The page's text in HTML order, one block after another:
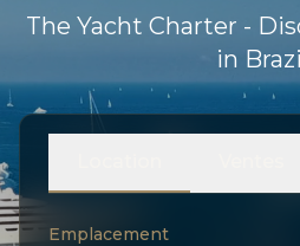
The Yacht Charter -
in
Emplacement